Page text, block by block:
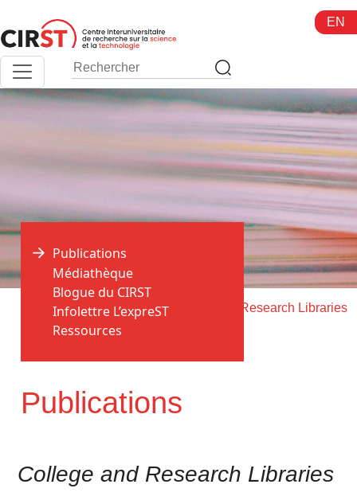
au
contenu
EN
Accueil > Publications > College and Research Libraries
Publications
Publications
Médiathèque
Blogue du CIRST
Infolettre L’expreST
Ressources
College and Research Libraries